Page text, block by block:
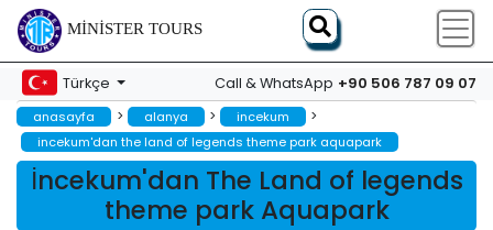
MINISTER TOURS
Türkçe Call & WhatsApp +90 506 787 09 07
anasayfa > alanya > i̇ncekum >
i̇ncekum'dan the land of legends theme park aquapark
İncekum'dan The Land of legends
theme park Aquapark